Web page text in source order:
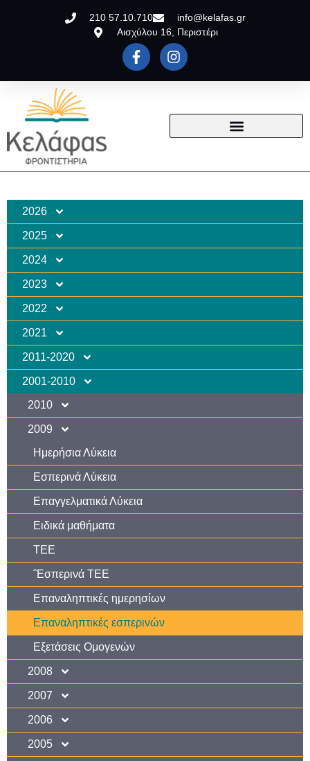
210 57.10.710
info@kelafas.gr
Αισχύλου 16, Περιστέρι
2026
2025
2024
2023
2022
2021
2011-2020
2001-2010
2010
2009
Ημερήσια Λύκεια
Εσπερινά Λύκεια
Επαγγελματικά Λύκεια
Ειδικά μαθήματα
ΤΕΕ
΅Εσπερινά ΤΕΕ
Επαναληπτικές ημερησίων
Επαναληπτικές εσπερινών
Εξετάσεις Ομογενών
2008
2007
2006
2005